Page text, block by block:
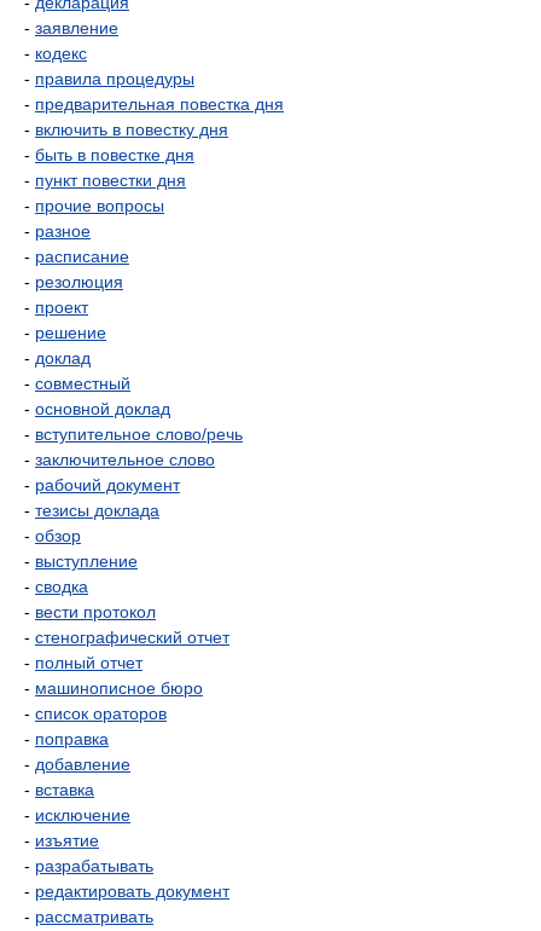
- заявление
- кодекс
- правила процедуры
- предварительная повестка дня
- включить в повестку дня
- быть в повестке дня
- пункт повестки дня
- прочие вопросы
- разное
- расписание
- резолюция
- проект
- решение
- доклад
- совместный
- основной доклад
- вступительное слово/речь
- заключительное слово
- рабочий документ
- тезисы доклада
- обзор
- выступление
- сводка
- вести протокол
- стенографический отчет
- полный отчет
- машинописное бюро
- список ораторов
- поправка
- добавление
- вставка
- исключение
- изъятие
- разрабатывать
- редактировать документ
- рассматривать